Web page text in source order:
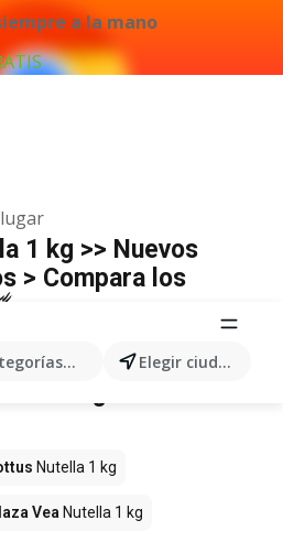
a la mano
productos... Elegir ciudad
1 kg >> Nuevos
> Compara los
resultados para este
Nutella 1 kg
Vea Nutella 1 kg